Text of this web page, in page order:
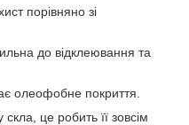
порівняно зі
до відклеювання та
олеофобне покриття.
це робить її зовсім